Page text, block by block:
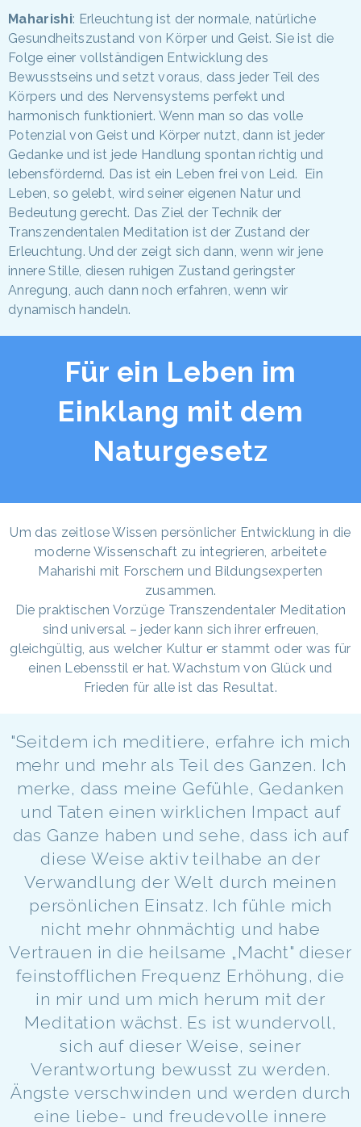
Maharishi: Erleuchtung ist der normale, natürliche
Gesundheitszustand von Körper und Geist. Sie ist die
Folge einer vollständigen Entwicklung des
Bewusstseins und setzt voraus, dass jeder Teil des
Körpers und des Nervensystems perfekt und
harmonisch funktioniert. Wenn man so das volle
Potenzial von Geist und Körper nutzt, dann ist jeder
Gedanke und ist jede Handlung spontan richtig und
lebensfördernd. Das ist ein Leben frei von Leid. Ein
Leben, so gelebt, wird seiner eigenen Natur und
Bedeutung gerecht. Das Ziel der Technik der
Transzendentalen Meditation ist der Zustand der
Erleuchtung. Und der zeigt sich dann, wenn wir jene
innere Stille, diesen ruhigen Zustand geringster
Anregung, auch dann noch erfahren, wenn wir
dynamisch handeln.
Für ein Leben im
Einklang mit dem
Naturgesetz
Um das zeitlose Wissen persönlicher Entwicklung in die
moderne Wissenschaft zu integrieren, arbeitete
Maharishi mit Forschern und Bildungsexperten
zusammen.
Die praktischen Vorzüge Transzendentaler Meditation
sind universal – jeder kann sich ihrer erfreuen,
gleichgültig, aus welcher Kultur er stammt oder was für
einen Lebensstil er hat. Wachstum von Glück und
Frieden für alle ist das Resultat.
"Seitdem ich meditiere, erfahre ich mich
mehr und mehr als Teil des Ganzen. Ich
merke, dass meine Gefühle, Gedanken
und Taten einen wirklichen Impact auf
das Ganze haben und sehe, dass ich auf
diese Weise aktiv teilhabe an der
Verwandlung der Welt durch meinen
persönlichen Einsatz. Ich fühle mich
nicht mehr ohnmächtig und habe
Vertrauen in die heilsame „Macht" dieser
feinstofflichen Frequenz Erhöhung, die
in mir und um mich herum mit der
Meditation wächst. Es ist wundervoll,
sich auf dieser Weise, seiner
Verantwortung bewusst zu werden.
Ängste verschwinden und werden durch
eine liebe- und freudevolle innere